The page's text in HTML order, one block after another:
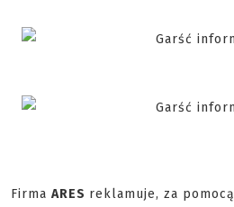
Firma ARES reklamuje, za pomocą